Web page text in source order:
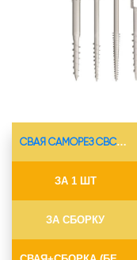
СВАЯ САМОРЕЗ СВС-Ø73*5.5
ЗА 1 ШТ
ЗА СБОРКУ